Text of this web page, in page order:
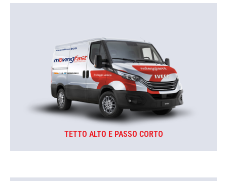
TETTO ALTO E PASSO CORTO